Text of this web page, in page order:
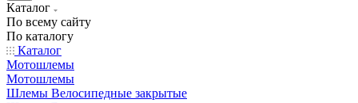
Каталог
По всему сайту
По каталогу
Каталог
Мотошлемы
Мотошлемы
Шлемы Велосипедные закрытые